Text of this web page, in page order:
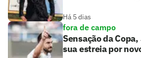
Há 5 dias
fora de campo
Sensação da
sua estreia por